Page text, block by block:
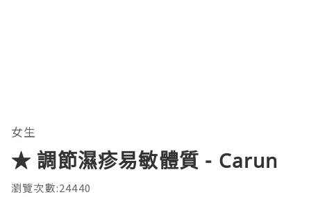
女生
★ 調節濕疹易敏體質 - Carun
瀏覽次數:24440